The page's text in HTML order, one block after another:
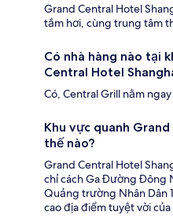
Grand Central Hotel
tắm hơi, cùng trung tâm
Có nhà hàng nào tại
Central Hotel
Có, Central Grill nằm
Khu vực quanh
thế nào?
Grand Central Hotel
chỉ cách Ga Đường Đông
Quảng trường Nhân Dân
cao địa điểm tuyệt vời của